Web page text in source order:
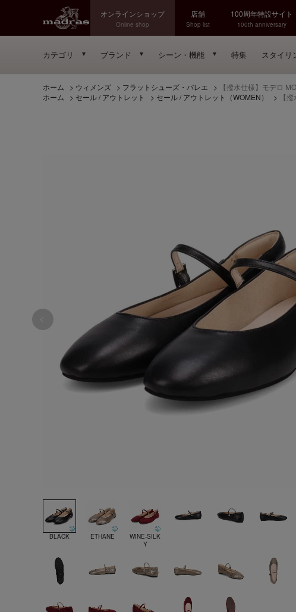
オンラインショップ
Online shop
店舗
Shop list
100周年特設サイト
100th anniversary
カテゴリ ブランド シーン・機能 特集 スタイリ
ホーム > ウィメンズ > フラットシューズ・バレエ >
【撥水仕様】モデロ
ホーム
> セール / アウトレット > セール / アウトレット（WOMEN） > 【
BLACK ETHANE
WINE-SILK
Y